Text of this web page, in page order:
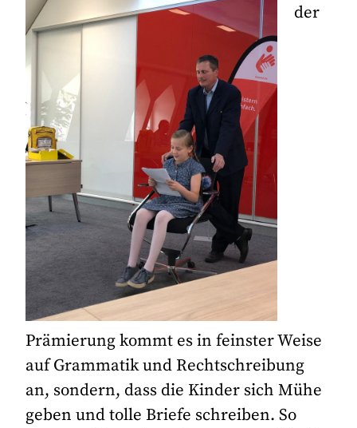
der
Prämierung kommt es in feinster Weise
auf Grammatik und Rechtschreibung
an, sondern, dass die Kinder sich Mühe
geben und tolle Briefe schreiben. So